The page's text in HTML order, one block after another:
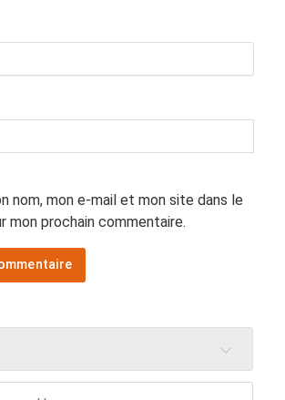
nom, mon e-mail et mon site dans le
mon prochain commentaire.